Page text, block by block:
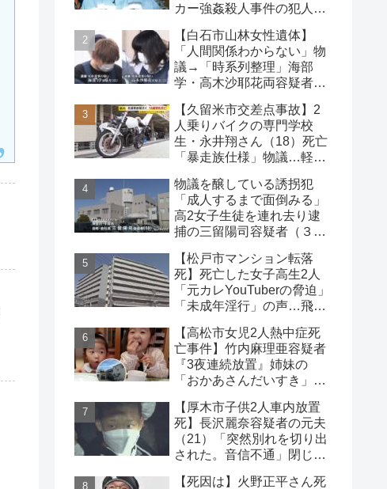
カー強姦殺人事件の犯人」
は？
【白石市山林女性遺体】
「人間関係わからない」物
議→「時系列整理」海部
学・高木沙耶花両容疑者、
な事件
【久留米市交差点事故】2
人乗りバイクの専門学校
生・永井翔さん（18）死亡
「暴走族仕様」物議…軽自
物議を醸している誘拐犯
「成人するまで面倒みる」
高2女子生徒を連れ去り逮
捕の三留陽司容疑者（３
県】
【松戸市マンション転落
死】死亡した女子高生2人
「元カレYouTuberの脅迫」
「未成年淫行」の声…飛び
【高松市女児2人熱中症死
亡事件】竹内麻理亜容疑者
『3夜連続放置』姉妹の
「おかあさんだいすき」折
論
【厚木市子供2人車内放置
死】長沢麗奈容疑者の元夫
（21）「突然別れを切り出
された。音信不通」閉じ込
【死因は】火野正平さん死